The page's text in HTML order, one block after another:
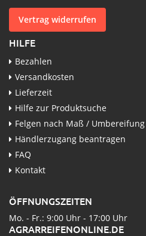
Vertrag widerrufen
HILFE
Bezahlen
Versandkosten
Lieferzeit
Hilfe zur Produktsuche
Felgen nach Maß / Umbereifung
Händlerzugang beantragen
FAQ
Kontakt
ÖFFNUNGSZEITEN
Mo. - Fr.: 9:00 Uhr - 17:00 Uhr
AGRARREIFENONLINE.DE